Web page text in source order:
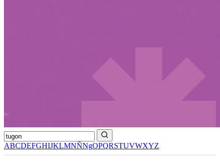
ABCDEFGHIJKLMNÑNgOPQRSTUVWXYZ